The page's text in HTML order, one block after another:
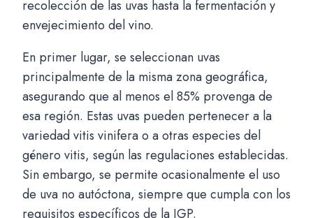
recolección de las uvas hasta la fermentación y
envejecimiento del vino.
En primer lugar, se seleccionan uvas
principalmente de la misma zona geográfica,
asegurando que al menos el 85% provenga de
esa región. Estas uvas pueden pertenecer a la
variedad vitis vinifera o a otras especies del
género vitis, según las regulaciones establecidas.
Sin embargo, se permite ocasionalmente el uso
de uva no autóctona, siempre que cumpla con los
requisitos específicos de la IGP.